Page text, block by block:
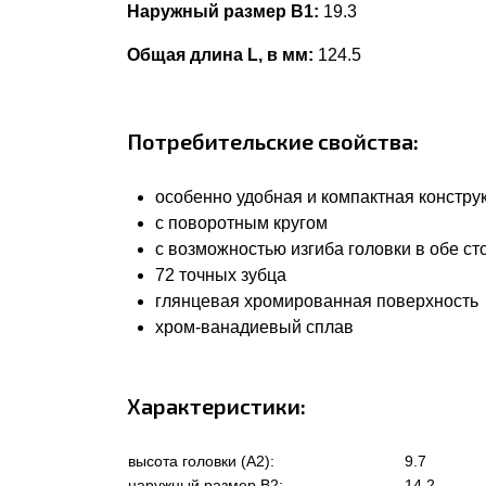
Наружный размер В1: 19.3
Общая длина L, в мм: 124.5
Потребительские свойства:
особенно удобная и компактная
с поворотным кругом
с возможностью изгиба головки в обе
72 точных зубца
глянцевая хромированная поверхность
хром-ванадиевый сплав
Характеристики:
высота головки (А2):
9.7